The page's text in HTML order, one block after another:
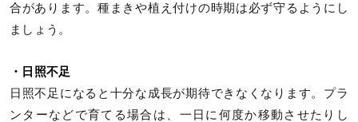
合があります。種まきや植え付けの時期は必ず守るようにし
ましょう。
・日照不足
日照不足になると十分な成長が期待できなくなります。プラ
ンターなどで育てる場合は、一日に何度か移動させたりし